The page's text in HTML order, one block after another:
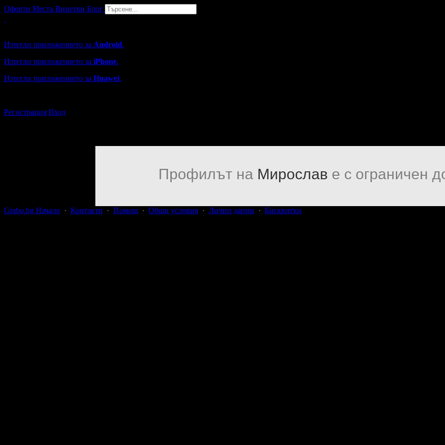
Оферти Места Винетки Блог
Изтегли приложението за Android.
Изтегли приложението за iPhone.
Изтегли приложението за Huawei.
Регистрация Вход
Профилът на Мирослав е с ограничен
Grabo.bg Начало · Контакти · Помощ · Общи условия · Лични данни · Бисквитки